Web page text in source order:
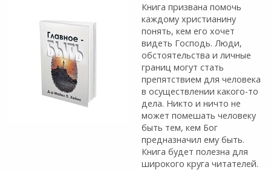
Книга призвана помочь
каждому христианину
понять, кем его хочет
видеть Господь. Люди,
обстоятельства и личные
границ могут стать
препятствием для человека
в осуществлении какого-то
дела. Никто и ничто не
может помешать человеку
быть тем, кем Бог
предназначил ему быть.
Книга будет полезна для
широкого круга читателей.